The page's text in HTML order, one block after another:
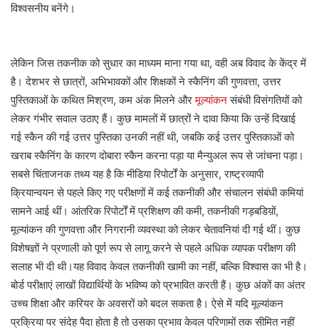
विश्वसनीय बनेंगे।
लेकिन जिस तकनीक को सुधार का माध्यम माना गया था, वही अब विवाद के केंद्र में
है। देशभर से छात्रों, अभिभावकों और शिक्षकों ने स्कैनिंग की गुणवत्ता, उत्तर
पुस्तिकाओं के कथित मिश्रण, कम अंक मिलने औरमूल्यांकनसंबंधी विसंगतियों को
लेकर गंभीर सवाल उठाए हैं। कुछ मामलों में छात्रों ने दावा किया कि उन्हें दिखाई
गई स्कैन की गई उत्तर पुस्तिका उनकी नहीं थी, जबकि कई उत्तर पुस्तिकाओं को
खराब स्कैनिंग के कारण दोबारा स्कैन करना पड़ा या मैन्युअल रूप से जांचना पड़ा।
सबसे चिंताजनक तथ्य यह है कि मीडिया रिपोर्टों के अनुसार, राष्ट्रव्यापी
क्रियान्वयन से पहले किए गए परीक्षणों में कई तकनीकी और संचालन संबंधी कमियां
सामने आई थीं। आंतरिक रिपोर्टों में प्रशिक्षण की कमी, तकनीकी गड़बडिय़ों,
मूल्यांकन की गुणवत्ता और निगरानी व्यवस्था को लेकर चेतावनियां दी गई थीं। कुछ
विशेषज्ञों ने प्रणाली को पूर्ण रूप से लागू करने से पहले अधिक व्यापक परीक्षण की
सलाह भी दी थी।यह विवाद केवल तकनीकी खामी का नहीं, बल्कि विश्वास का भी है।
बोर्ड परीक्षाएं लाखों विद्यार्थियों के भविष्य को प्रभावित करती हैं। कुछ अंकों का अंतर
उच्च शिक्षा और करियर के अवसरों को बदल सकता है। ऐसे में यदि मूल्यांकन
प्रक्रिया पर संदेह पैदा होता है तो उसका प्रभाव केवल परिणामों तक सीमित नहीं